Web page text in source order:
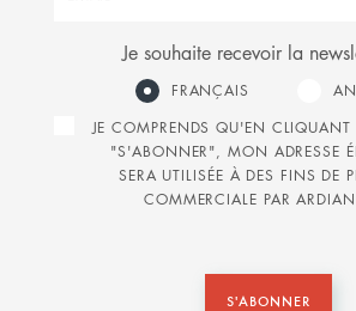
Je souhaite recevoir la
FRANÇAIS
JE COMPRENDS QU'EN CLIQUANT
"S'ABONNER", MON ADRESSE
SERA UTILISÉE À DES FINS DE
COMMERCIALE PAR
S'ABONNER